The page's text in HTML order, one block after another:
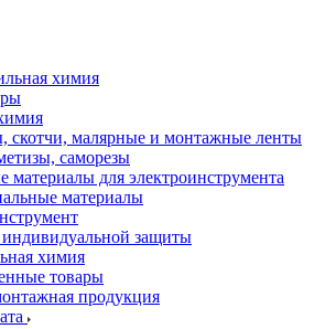
химия
скотчи, малярные и монтажные ленты
саморезы
материалы для электроинструмента
материалы
индивидуальной защиты
химия
товары
продукция